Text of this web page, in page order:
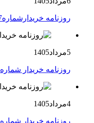
روزنامه خریدارشماره2197
5مرداد1405
روزنامه خریدار شماره2196
4مرداد1405
روزنامه خریدار شماره 2195